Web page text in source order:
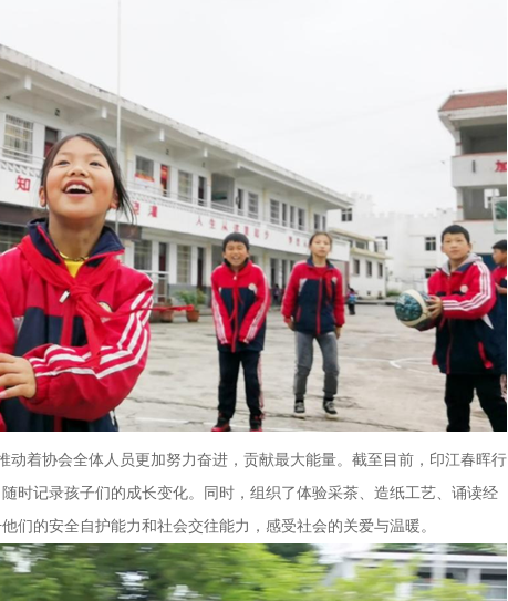
动着协会全体人员更加努力奋进，贡献最大能量。截至目前，印江春晖行
时记录孩子们的成长变化。同时，组织了体验采茶、造纸工艺、诵读经
们的安全自护能力和社会交往能力，感受社会的关爱与温暖。